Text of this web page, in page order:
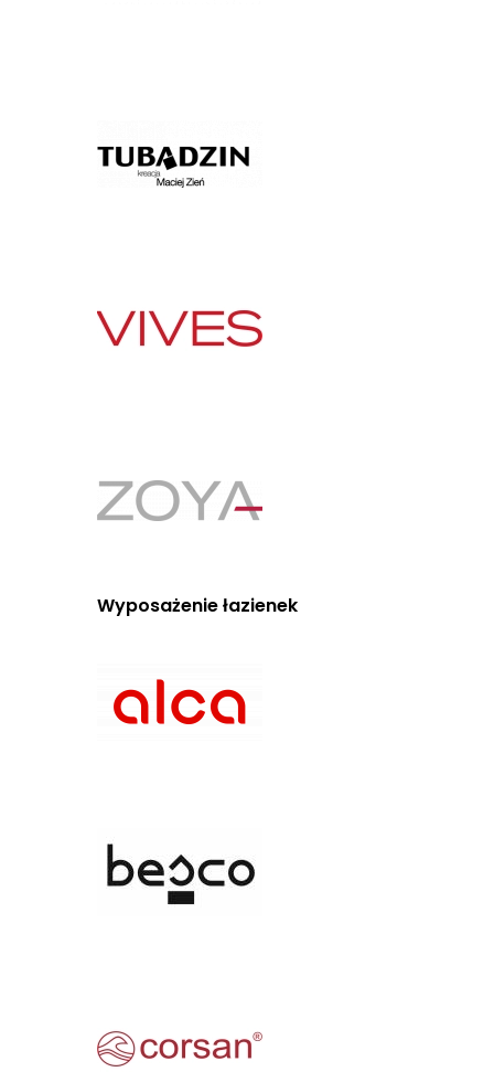
Wyposażenie łazienek